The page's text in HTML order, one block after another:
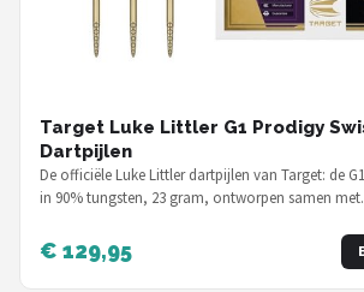
Target Luke Littler G1 Prodigy
Dartpijlen
De officiële Luke Littler dartpijlen van Target: de
in 90% tungsten, 23 gram, ontworpen samen
€ 129,95